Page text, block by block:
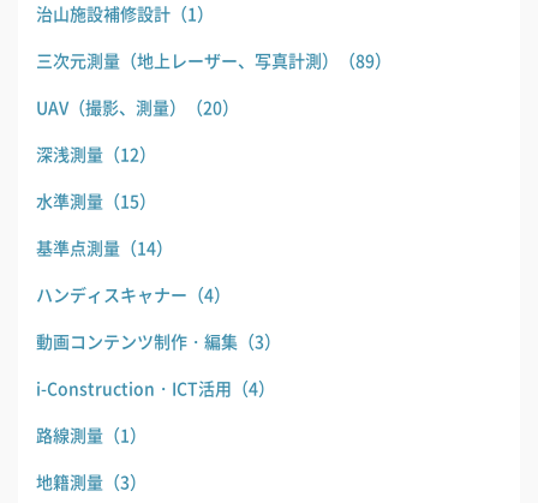
治山施設補修設計 （1）
三次元測量（地上レーザー、写真計測）
（89）
UAV（撮影、測量）
（20）
深浅測量 （12）
水準測量 （15）
基準点測量 （14）
ハンディスキャナー （4）
動画コンテンツ制作・編集 （3）
i-Construction・ICT活用 （4）
路線測量 （1）
地籍測量 （3）